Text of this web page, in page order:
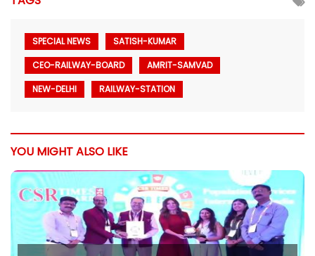
SPECIAL NEWS
SATISH-KUMAR
CEO-RAILWAY-BOARD
AMRIT-SAMVAD
NEW-DELHI
RAILWAY-STATION
YOU MIGHT ALSO LIKE